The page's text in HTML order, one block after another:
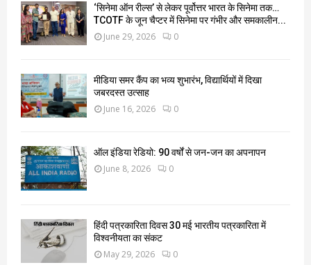
‘सिनेमा ऑन रील्स’ से लेकर पूर्वोत्तर भारत के सिनेमा तक…
TCOTF के जून चैप्टर में सिनेमा पर गंभीर और समकालीन...
June 29, 2026 0
मीडिया समर कैंप का भव्य शुभारंभ, विद्यार्थियों में दिखा
जबरदस्त उत्साह
June 16, 2026 0
ऑल इंडिया रेडियो: 90 वर्षों से जन-जन का अपनापन
June 8, 2026 0
हिंदी पत्रकारिता दिवस 30 मई भारतीय पत्रकारिता में
विश्वनीयता का संकट
May 29, 2026 0